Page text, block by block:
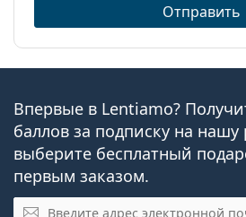
Отправить
Впервые в Lentiamo?
баллов за подписку на нашу
выберите бесплатный
первым заказом.
Электронная почта